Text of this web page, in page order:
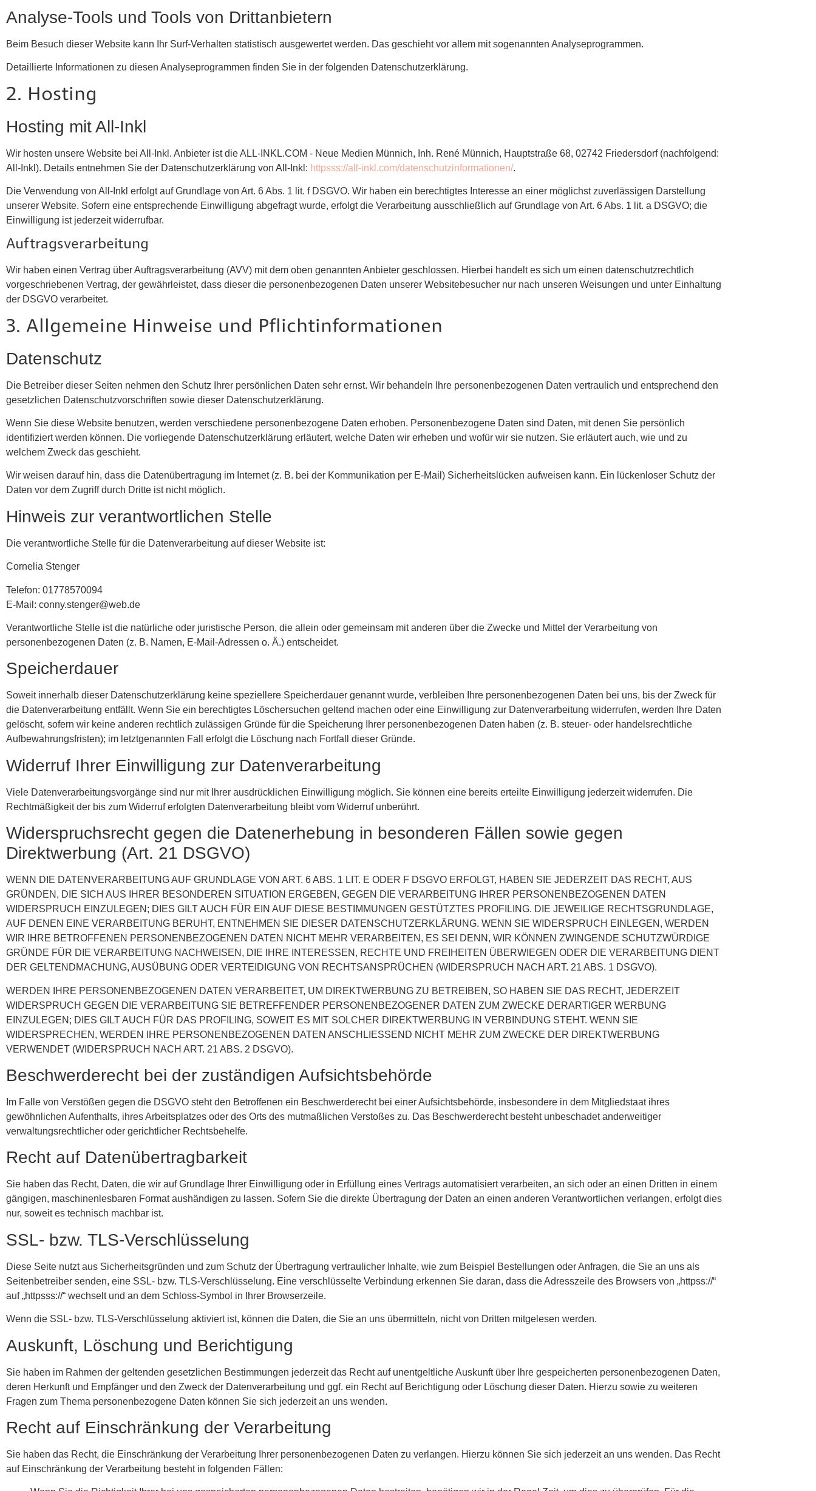
Analyse-Tools und Tools von Dritt­anbietern
Beim Besuch dieser Website kann Ihr Surf-Verhalten statistisch ausgewertet werden. Das geschieht vor allem mit sogenannten Analyseprogrammen.
Detaillierte Informationen zu diesen Analyseprogrammen finden Sie in der folgenden Datenschutzerklärung.
2. Hosting
Hosting mit All-Inkl
Wir hosten unsere Website bei All-Inkl. Anbieter ist die ALL-INKL.COM - Neue Medien Münnich, Inh. René Münnich, Hauptstraße 68, 02742 Friedersdorf (nachfolgend:
All-Inkl). Details entnehmen Sie der Datenschutzerklärung von All-Inkl: httpsss://all-inkl.com/datenschutzinformationen/.
Die Verwendung von All-Inkl erfolgt auf Grundlage von Art. 6 Abs. 1 lit. f DSGVO. Wir haben ein berechtigtes Interesse an einer möglichst zuverlässigen Darstellung
unserer Website. Sofern eine entsprechende Einwilligung abgefragt wurde, erfolgt die Verarbeitung ausschließlich auf Grundlage von Art. 6 Abs. 1 lit. a DSGVO; die
Einwilligung ist jederzeit widerrufbar.
Auftragsverarbeitung
Wir haben einen Vertrag über Auftragsverarbeitung (AVV) mit dem oben genannten Anbieter geschlossen. Hierbei handelt es sich um einen datenschutzrechtlich
vorgeschriebenen Vertrag, der gewährleistet, dass dieser die personenbezogenen Daten unserer Websitebesucher nur nach unseren Weisungen und unter Einhaltung
der DSGVO verarbeitet.
3. Allgemeine Hinweise und Pflicht­informationen
Datenschutz
Die Betreiber dieser Seiten nehmen den Schutz Ihrer persönlichen Daten sehr ernst. Wir behandeln Ihre personenbezogenen Daten vertraulich und entsprechend den
gesetzlichen Datenschutzvorschriften sowie dieser Datenschutzerklärung.
Wenn Sie diese Website benutzen, werden verschiedene personenbezogene Daten erhoben. Personenbezogene Daten sind Daten, mit denen Sie persönlich
identifiziert werden können. Die vorliegende Datenschutzerklärung erläutert, welche Daten wir erheben und wofür wir sie nutzen. Sie erläutert auch, wie und zu
welchem Zweck das geschieht.
Wir weisen darauf hin, dass die Datenübertragung im Internet (z. B. bei der Kommunikation per E-Mail) Sicherheitslücken aufweisen kann. Ein lückenloser Schutz der
Daten vor dem Zugriff durch Dritte ist nicht möglich.
Hinweis zur verantwortlichen Stelle
Die verantwortliche Stelle für die Datenverarbeitung auf dieser Website ist:
Cornelia Stenger
Telefon: 01778570094
E-Mail: conny.stenger@web.de
Verantwortliche Stelle ist die natürliche oder juristische Person, die allein oder gemeinsam mit anderen über die Zwecke und Mittel der Verarbeitung von
personenbezogenen Daten (z. B. Namen, E-Mail-Adressen o. Ä.) entscheidet.
Speicherdauer
Soweit innerhalb dieser Datenschutzerklärung keine speziellere Speicherdauer genannt wurde, verbleiben Ihre personenbezogenen Daten bei uns, bis der Zweck für
die Datenverarbeitung entfällt. Wenn Sie ein berechtigtes Löschersuchen geltend machen oder eine Einwilligung zur Datenverarbeitung widerrufen, werden Ihre Daten
gelöscht, sofern wir keine anderen rechtlich zulässigen Gründe für die Speicherung Ihrer personenbezogenen Daten haben (z. B. steuer- oder handelsrechtliche
Aufbewahrungsfristen); im letztgenannten Fall erfolgt die Löschung nach Fortfall dieser Gründe.
Widerruf Ihrer Einwilligung zur Datenverarbeitung
Viele Datenverarbeitungsvorgänge sind nur mit Ihrer ausdrücklichen Einwilligung möglich. Sie können eine bereits erteilte Einwilligung jederzeit widerrufen. Die
Rechtmäßigkeit der bis zum Widerruf erfolgten Datenverarbeitung bleibt vom Widerruf unberührt.
Widerspruchsrecht gegen die Datenerhebung in besonderen Fällen sowie gegen
Direktwerbung (Art. 21 DSGVO)
WENN DIE DATENVERARBEITUNG AUF GRUNDLAGE VON ART. 6 ABS. 1 LIT. E ODER F DSGVO ERFOLGT, HABEN SIE JEDERZEIT DAS RECHT, AUS
GRÜNDEN, DIE SICH AUS IHRER BESONDEREN SITUATION ERGEBEN, GEGEN DIE VERARBEITUNG IHRER PERSONENBEZOGENEN DATEN
WIDERSPRUCH EINZULEGEN; DIES GILT AUCH FÜR EIN AUF DIESE BESTIMMUNGEN GESTÜTZTES PROFILING. DIE JEWEILIGE RECHTSGRUNDLAGE,
AUF DENEN EINE VERARBEITUNG BERUHT, ENTNEHMEN SIE DIESER DATENSCHUTZERKLÄRUNG. WENN SIE WIDERSPRUCH EINLEGEN, WERDEN
WIR IHRE BETROFFENEN PERSONENBEZOGENEN DATEN NICHT MEHR VERARBEITEN, ES SEI DENN, WIR KÖNNEN ZWINGENDE SCHUTZWÜRDIGE
GRÜNDE FÜR DIE VERARBEITUNG NACHWEISEN, DIE IHRE INTERESSEN, RECHTE UND FREIHEITEN ÜBERWIEGEN ODER DIE VERARBEITUNG DIENT
DER GELTENDMACHUNG, AUSÜBUNG ODER VERTEIDIGUNG VON RECHTSANSPRÜCHEN (WIDERSPRUCH NACH ART. 21 ABS. 1 DSGVO).
WERDEN IHRE PERSONENBEZOGENEN DATEN VERARBEITET, UM DIREKTWERBUNG ZU BETREIBEN, SO HABEN SIE DAS RECHT, JEDERZEIT
WIDERSPRUCH GEGEN DIE VERARBEITUNG SIE BETREFFENDER PERSONENBEZOGENER DATEN ZUM ZWECKE DERARTIGER WERBUNG
EINZULEGEN; DIES GILT AUCH FÜR DAS PROFILING, SOWEIT ES MIT SOLCHER DIREKTWERBUNG IN VERBINDUNG STEHT. WENN SIE
WIDERSPRECHEN, WERDEN IHRE PERSONENBEZOGENEN DATEN ANSCHLIESSEND NICHT MEHR ZUM ZWECKE DER DIREKTWERBUNG
VERWENDET (WIDERSPRUCH NACH ART. 21 ABS. 2 DSGVO).
Beschwerde­recht bei der zuständigen Aufsichts­behörde
Im Falle von Verstößen gegen die DSGVO steht den Betroffenen ein Beschwerderecht bei einer Aufsichtsbehörde, insbesondere in dem Mitgliedstaat ihres
gewöhnlichen Aufenthalts, ihres Arbeitsplatzes oder des Orts des mutmaßlichen Verstoßes zu. Das Beschwerderecht besteht unbeschadet anderweitiger
verwaltungsrechtlicher oder gerichtlicher Rechtsbehelfe.
Recht auf Daten­übertrag­barkeit
Sie haben das Recht, Daten, die wir auf Grundlage Ihrer Einwilligung oder in Erfüllung eines Vertrags automatisiert verarbeiten, an sich oder an einen Dritten in einem
gängigen, maschinenlesbaren Format aushändigen zu lassen. Sofern Sie die direkte Übertragung der Daten an einen anderen Verantwortlichen verlangen, erfolgt dies
nur, soweit es technisch machbar ist.
SSL- bzw. TLS-Verschlüsselung
Diese Seite nutzt aus Sicherheitsgründen und zum Schutz der Übertragung vertraulicher Inhalte, wie zum Beispiel Bestellungen oder Anfragen, die Sie an uns als
Seitenbetreiber senden, eine SSL- bzw. TLS-Verschlüsselung. Eine verschlüsselte Verbindung erkennen Sie daran, dass die Adresszeile des Browsers von „httpss://“
auf „httpsss://“ wechselt und an dem Schloss-Symbol in Ihrer Browserzeile.
Wenn die SSL- bzw. TLS-Verschlüsselung aktiviert ist, können die Daten, die Sie an uns übermitteln, nicht von Dritten mitgelesen werden.
Auskunft, Löschung und Berichtigung
Sie haben im Rahmen der geltenden gesetzlichen Bestimmungen jederzeit das Recht auf unentgeltliche Auskunft über Ihre gespeicherten personenbezogenen Daten,
deren Herkunft und Empfänger und den Zweck der Datenverarbeitung und ggf. ein Recht auf Berichtigung oder Löschung dieser Daten. Hierzu sowie zu weiteren
Fragen zum Thema personenbezogene Daten können Sie sich jederzeit an uns wenden.
Recht auf Einschränkung der Verarbeitung
Sie haben das Recht, die Einschränkung der Verarbeitung Ihrer personenbezogenen Daten zu verlangen. Hierzu können Sie sich jederzeit an uns wenden. Das Recht
auf Einschränkung der Verarbeitung besteht in folgenden Fällen: